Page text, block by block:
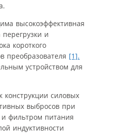
высокоэффективная
и
короткого
преобразователя [1].
устройством для
силовых
выбросов при
фильтром питания
индуктивности